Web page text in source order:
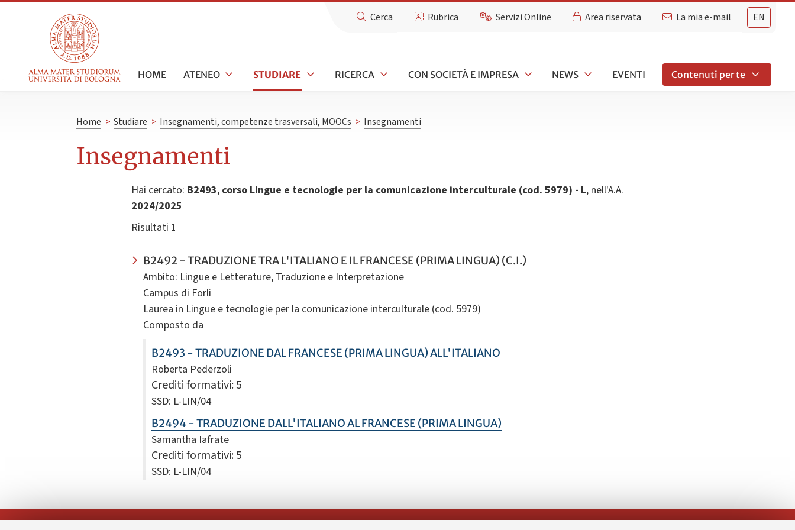
EN
Cerca Rubrica Servizi Online Area riservata La mia e-mail
HOME ATENEO STUDIARE RICERCA CON SOCIETÀ E IMPRESA NEWS EVENTI Contenuti per te
Home > Studiare > Insegnamenti, competenze trasversali, MOOCs > Insegnamenti
Insegnamenti
Hai cercato: B2493, corso Lingue e tecnologie per la comunicazione interculturale (cod. 5979) - L, nell'A.A.
2024/2025
Risultati 1
B2492 - TRADUZIONE TRA L'ITALIANO E IL FRANCESE (PRIMA LINGUA) (C.I.)
Ambito: Lingue e Letterature, Traduzione e Interpretazione
Campus di Forli
Laurea in Lingue e tecnologie per la comunicazione interculturale (cod. 5979)
Composto da
B2493 - TRADUZIONE DAL FRANCESE (PRIMA LINGUA) ALL'ITALIANO
Roberta Pederzoli
Crediti formativi: 5
SSD: L-LIN/04
B2494 - TRADUZIONE DALL'ITALIANO AL FRANCESE (PRIMA LINGUA)
Samantha Iafrate
Crediti formativi: 5
SSD: L-LIN/04